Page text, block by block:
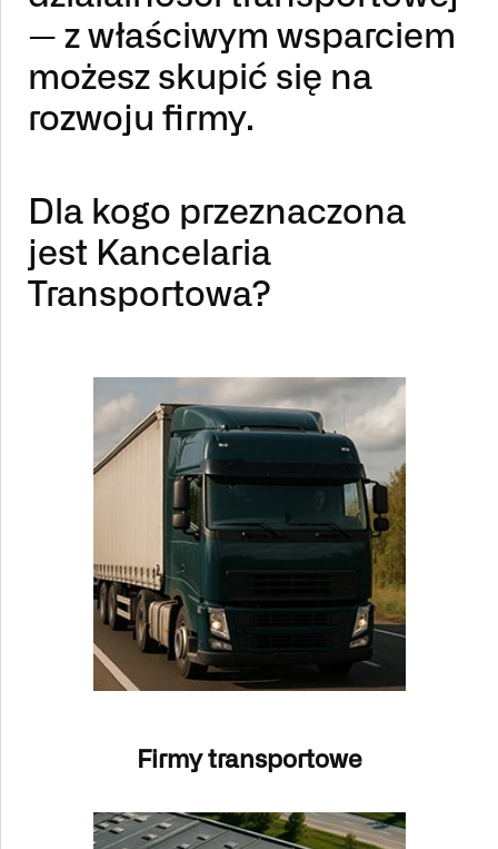
— z właściwym wsparciem
możesz skupić się na
rozwoju firmy.
Dla kogo przeznaczona
jest Kancelaria
Transportowa?
Firmy transportowe